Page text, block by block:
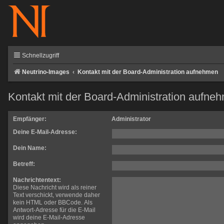
Schnellzugriff
Neutrino-Images Kontakt mit der Board-Administration aufnehmen
Kontakt mit der Board-Administration
Empfänger:
Administrator
Deine E-Mail-Adresse:
Dein Name:
Betreff:
Nachrichtentext:
Diese Nachricht wird als reiner
Text verschickt, verwende daher
kein HTML oder BBCode. Als
Antwort-Adresse für die E-Mail
wird deine E-Mail-Adresse